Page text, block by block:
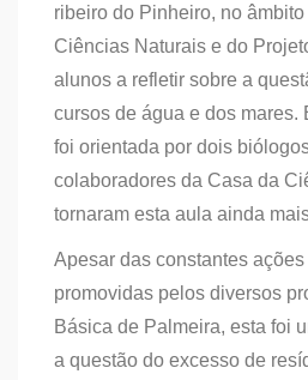
ribeiro do Pinheiro, no
Ciências Naturais e do
alunos a refletir sobre a
cursos de água e dos mares.
foi orientada por dois
colaboradores da Casa da
tornaram esta aula ainda
Apesar das constantes
promovidas pelos diversos
Básica de Palmeira, esta foi
a questão do excesso de